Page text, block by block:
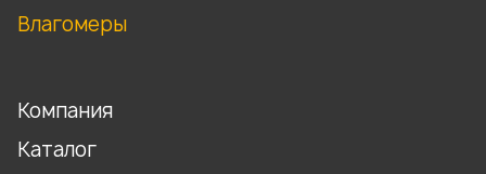
Влагомеры
Компания
Каталог